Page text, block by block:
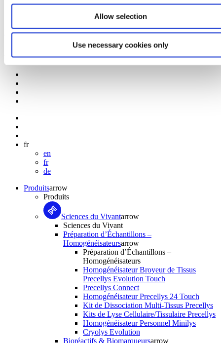
Allow selection
Use necessary cookies only
Bertin Technologies - Monitor the invisible
Politique de protection des données personnelles - Bertin
Technologies
fr
en
fr
de
Produitsarrow
Produits
Sciences du Vivantarrow
Sciences du Vivant
Préparation d’Échantillons –
Homogénéisateursarrow
Préparation d’Échantillons –
Homogénéisateurs
Homogénéisateur Broyeur de Tissus
Precellys Evolution Touch
Precellys Connect
Homogénéisateur Precellys 24 Touch
Kit de Dissociation Multi-Tissus Precellys
Kits de Lyse Cellulaire/Tissulaire Precellys
Homogénéisateur Personnel Minilys
Cryolys Evolution
Bioréactifs & Biomarqueursarrow